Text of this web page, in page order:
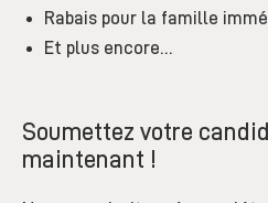
Rabais pour la famille
Et plus encore…
Soumettez votre
maintenant !